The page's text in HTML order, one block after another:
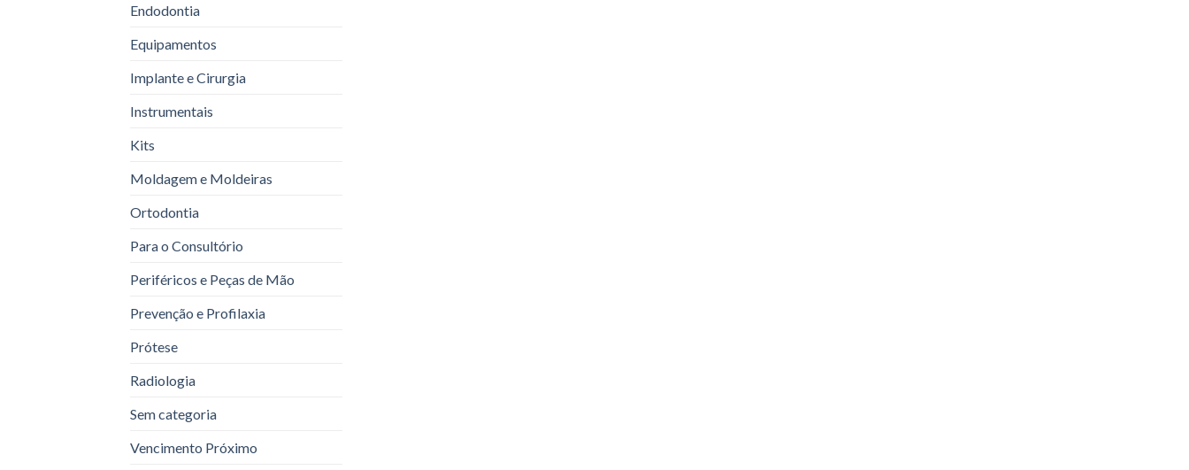
Endodontia
Equipamentos
Implante e Cirurgia
Instrumentais
Kits
Moldagem e Moldeiras
Ortodontia
Para o Consultório
Periféricos e Peças de Mão
Prevenção e Profilaxia
Prótese
Radiologia
Sem categoria
Vencimento Próximo